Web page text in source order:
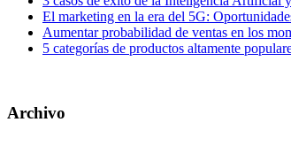
El marketing en la era del 5G:
Aumentar probabilidad de ventas en los
5 categorías de productos altamente
Archivo